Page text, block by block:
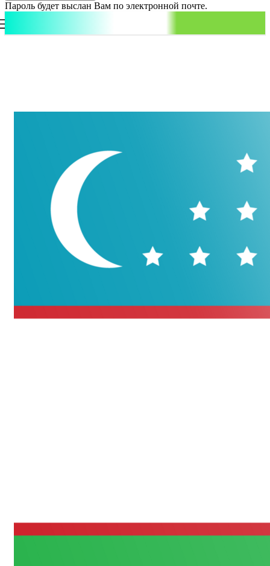
Пароль будет выслан Вам по электронной почте.